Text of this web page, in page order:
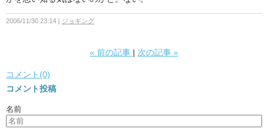
2006/11/30 23:14 ジョギング
« 前の記事 次の記事 »
コメント(0)
コメント投稿
名前